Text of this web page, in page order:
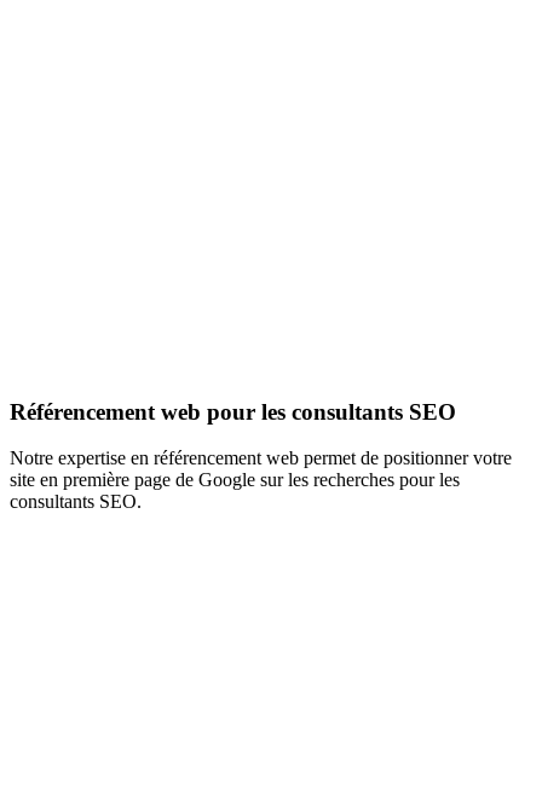
Référencement web pour les consultants SEO
Notre expertise en référencement web permet de positionner votre
site en première page de Google sur les recherches pour les
consultants SEO.